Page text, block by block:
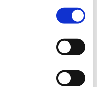
(C/ San